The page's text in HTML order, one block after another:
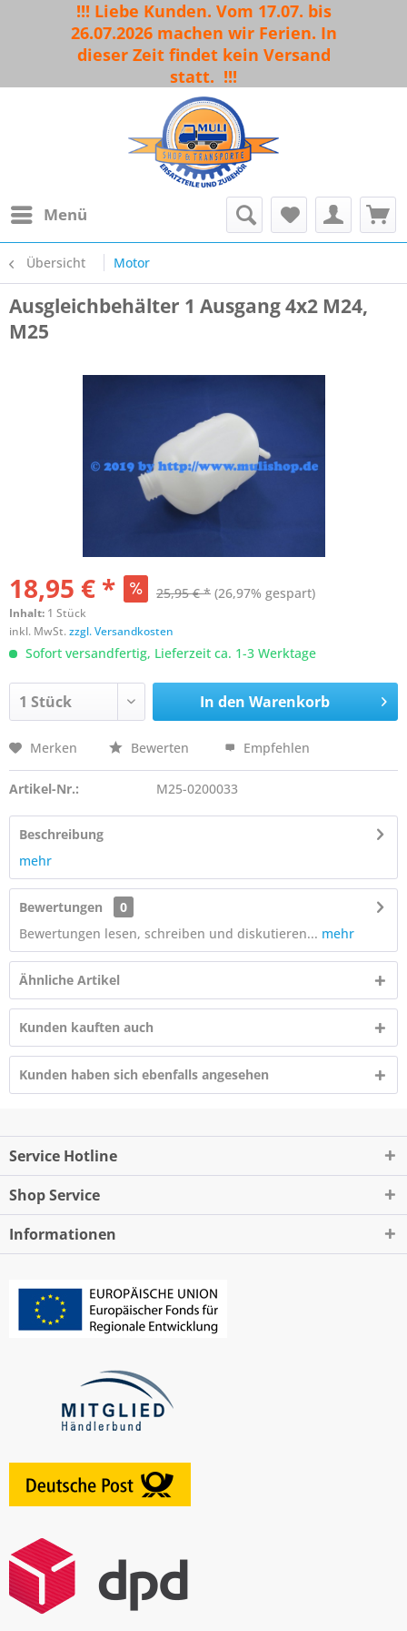
!!! Liebe Kunden. Vom 17.07. bis
26.07.2026 machen wir Ferien. In
dieser Zeit findet kein Versand
statt. !!!
Menü
Übersicht Motor
Ausgleichbehälter 1 Ausgang 4x2 M24,
M25
18,95 € * 25,95 € * (26,97% gespart)
Inhalt: 1 Stück
inkl. MwSt.zzgl. Versandkosten
Sofort versandfertig, Lieferzeit ca. 1-3 Werktage
In den Warenkorb
Merken Bewerten Empfehlen
Artikel-Nr.: M25-0200033
Beschreibung
mehr
Bewertungen
0
Bewertungen lesen, schreiben und diskutieren... mehr
Ähnliche Artikel
Kunden kauften auch
Kunden haben sich ebenfalls angesehen
Service Hotline
Shop Service
Informationen